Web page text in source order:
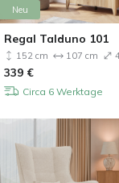
Neu
Regal Talduno 101
152 cm 107 cm
339 €
Circa 6 Werktage